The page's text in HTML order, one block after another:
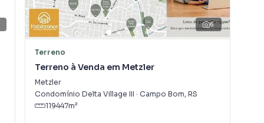
Campo Bom mesmo não estando na cidade e com a
ou smartphone. Nós criamos soluções
inquilinos e compradores com o mercado
Negócios é uma imobiliária digital com imóveis
6
Terreno
Terreno à Venda em Metzler
Metzler
Condomínio Delta Village III · Campo Bom, RS
119447m²